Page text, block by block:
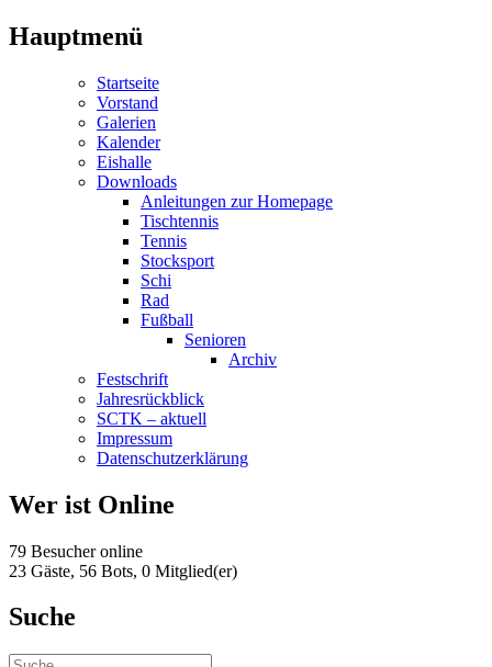
Hauptmenü
Startseite
Vorstand
Galerien
Kalender
Eishalle
Downloads
Anleitungen zur Homepage
Tischtennis
Tennis
Stocksport
Schi
Rad
Fußball
Senioren
Archiv
Festschrift
Jahresrückblick
SCTK – aktuell
Impressum
Datenschutzerklärung
Wer ist Online
79 Besucher online
23 Gäste, 56 Bots, 0 Mitglied(er)
Suche